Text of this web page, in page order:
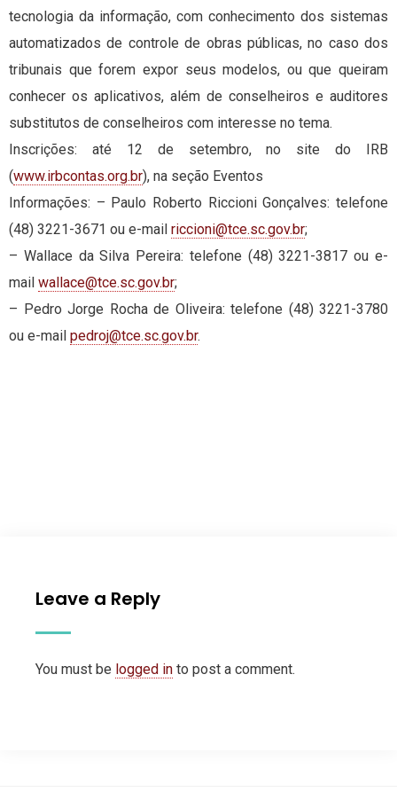
tecnologia da informação, com conhecimento dos sistemas
automatizados de controle de obras públicas, no caso dos
tribunais que forem expor seus modelos, ou que queiram
conhecer os aplicativos, além de conselheiros e auditores
substitutos de conselheiros com interesse no tema.
Inscrições: até 12 de setembro, no site do IRB
(www.irbcontas.org.br), na seção Eventos
Informações: – Paulo Roberto Riccioni Gonçalves: telefone
(48) 3221-3671 ou e-mail riccioni@tce.sc.gov.br;
– Wallace da Silva Pereira: telefone (48) 3221-3817 ou e-
mail wallace@tce.sc.gov.br;
– Pedro Jorge Rocha de Oliveira: telefone (48) 3221-3780
ou e-mail pedroj@tce.sc.gov.br.
Leave a Reply
You must be logged in to post a comment.